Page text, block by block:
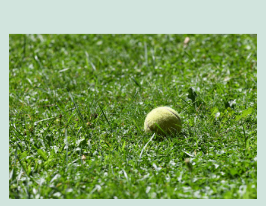
sécurité
des
joueurs
?